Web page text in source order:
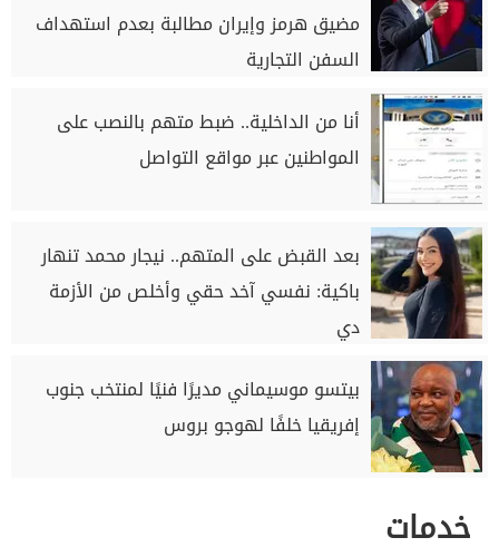
مضيق هرمز وإيران مطالبة بعدم استهداف
السفن التجارية
أنا من الداخلية.. ضبط متهم بالنصب على
المواطنين عبر مواقع التواصل
بعد القبض على المتهم.. نيجار محمد تنهار
باكية: نفسي آخد حقي وأخلص من الأزمة
دي
بيتسو موسيماني مديرًا فنيًا لمنتخب جنوب
إفريقيا خلفًا لهوجو بروس
خدمات